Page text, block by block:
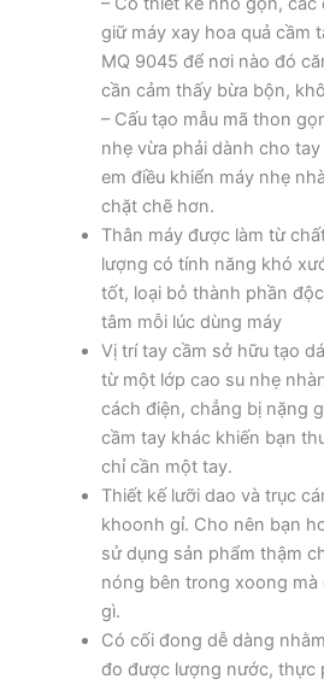
giữ máy xay hoa quả cầm
MQ 9045 để nơi nào đó
cần cảm thấy bừa bộn,
– Cấu tạo mẫu mã thon
nhẹ vừa phải dành cho
em điều khiển máy nhẹ
chặt chẽ hơn.
Thân máy được làm từ
lượng có tính năng khó
tốt, loại bỏ thành phần
tâm mỗi lúc dùng máy
Vị trí tay cầm sở hữu tạo
từ một lớp cao su nhẹ
cách điện, chẳng bị nặng
cầm tay khác khiến bạn
chỉ cần một tay.
Thiết kế lưỡi dao và trục
khoonh gỉ. Cho nên bạn
sử dụng sản phẩm thậm
nóng bên trong xoong
gì.
Có cối đong dễ dàng
đo được lượng nước, thực